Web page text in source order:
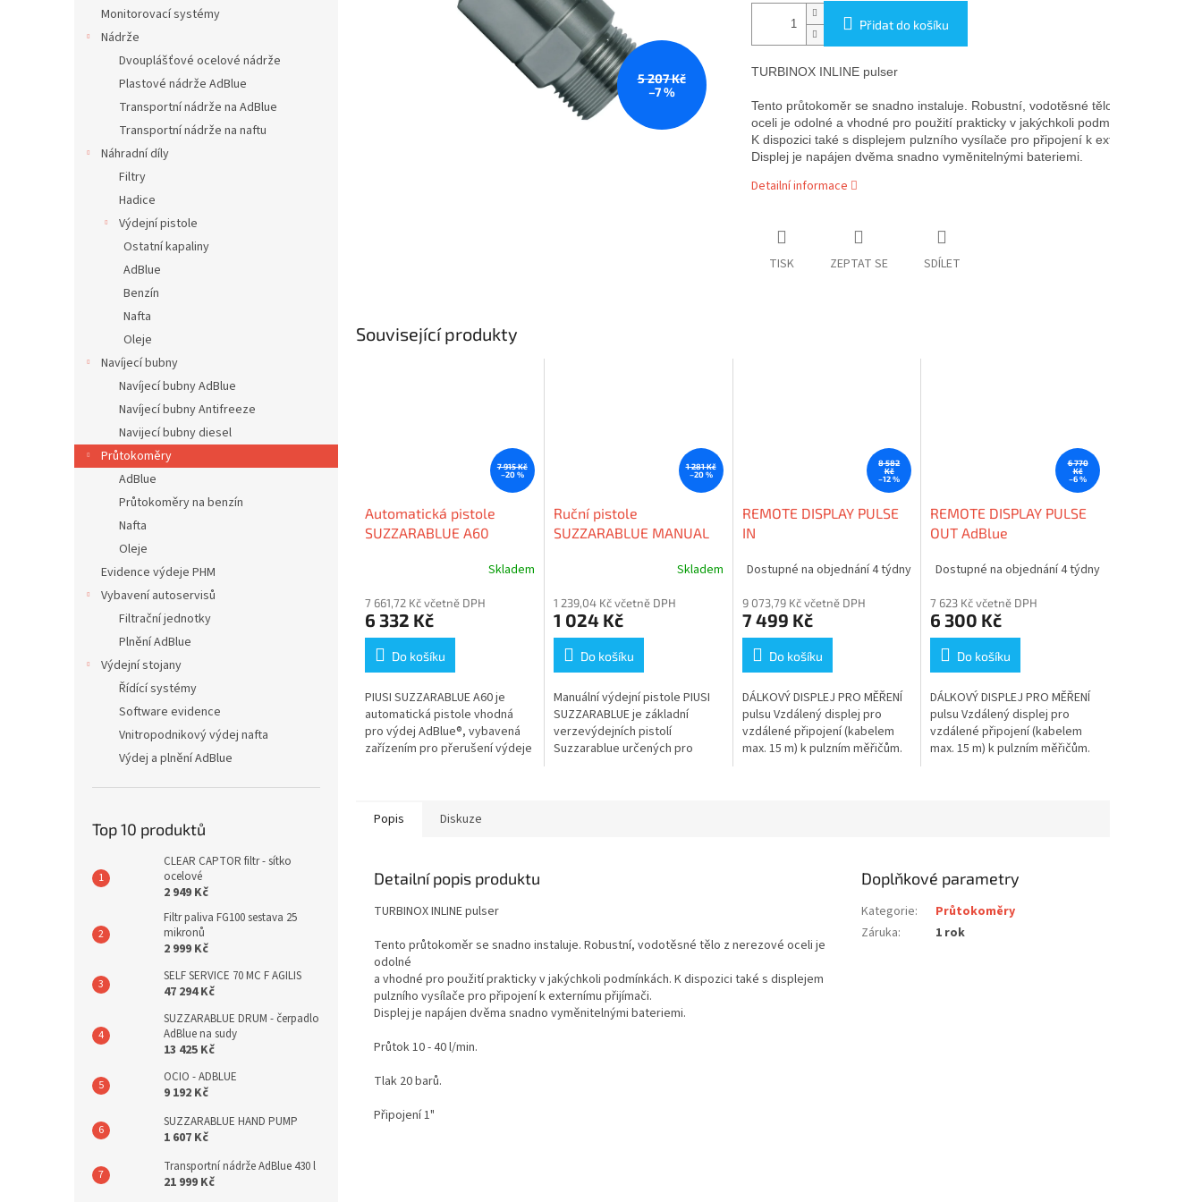
Monitorovací systémy
Nádrže
Dvouplášťové ocelové nádrže
Plastové nádrže AdBlue
Transportní nádrže na AdBlue
Transportní nádrže na naftu
Náhradní díly
Filtry
Hadice
Výdejní pistole
Ostatní kapaliny
AdBlue
Benzín
Nafta
Oleje
Navíjecí bubny
Navíjecí bubny AdBlue
Navíjecí bubny Antifreeze
Navijecí bubny diesel
Průtokoměry
AdBlue
Průtokoměry na benzín
Nafta
Oleje
Evidence výdeje PHM
Vybavení autoservisů
Filtrační jednotky
Plnění AdBlue
Výdejní stojany
Řídící systémy
Software evidence
Vnitropodnikový výdej nafta
Výdej a plnění AdBlue
Top 10 produktů
CLEAR CAPTOR filtr - sítko
ocelové
2 949 Kč
Filtr paliva FG100 sestava 25
mikronů
2 999 Kč
SELF SERVICE 70 MC F AGILIS
47 294 Kč
SUZZARABLUE DRUM - čerpadlo
AdBlue na sudy
13 425 Kč
OCIO - ADBLUE
9 192 Kč
SUZZARABLUE HAND PUMP
1 607 Kč
Transportní nádrže AdBlue 430 l
21 999 Kč
5 207 Kč
–7 %
Přidat do košíku
TURBINOX INLINE pulser
Tento průtokoměr se snadno instaluje. Robustní, vodotěsné tělo z nerezové
oceli je odolné a vhodné pro použití prakticky v jakýchkoli podmínkách.
K dispozici také s displejem pulzního vysílače pro připojení k externímu
Displej je napájen dvěma snadno vyměnitelnými bateriemi.
Detailní informace
TISK ZEPTAT SE SDÍLET
Související produkty
7 915 Kč
–20 %
Automatická pistole
SUZZARABLUE A60
Skladem
7 661,72 Kč včetně DPH
6 332 Kč
Do košíku
PIUSI SUZZARABLUE A60 je
automatická pistole vhodná
pro výdej AdBlue®, vybavená
zařízením pro přerušení výdeje
1 281 Kč
–20 %
Ruční pistole
SUZZARABLUE MANUAL
Skladem
1 239,04 Kč včetně DPH
1 024 Kč
Do košíku
Manuální výdejní pistole PIUSI
SUZZARABLUE je základní
verzevýdejních pistolí
Suzzarablue určených pro
8 582
Kč
–12 %
REMOTE DISPLAY PULSE
IN
Dostupné na objednání 4 týdny
9 073,79 Kč včetně DPH
7 499 Kč
Do košíku
DÁLKOVÝ DISPLEJ PRO MĚŘENÍ
pulsu Vzdálený displej pro
vzdálené připojení (kabelem
max. 15 m) k pulzním měřičům.
6 770
Kč
–6 %
REMOTE DISPLAY PULSE
OUT AdBlue
Dostupné na objednání 4 týdny
7 623 Kč včetně DPH
6 300 Kč
Do košíku
DÁLKOVÝ DISPLEJ PRO MĚŘENÍ
pulsu Vzdálený displej pro
vzdálené připojení (kabelem
max. 15 m) k pulzním měřičům.
Popis Diskuze
Detailní popis produktu
TURBINOX INLINE pulser
Tento průtokoměr se snadno instaluje. Robustní, vodotěsné tělo z nerezové oceli je
odolné
a vhodné pro použití prakticky v jakýchkoli podmínkách. K dispozici také s displejem
pulzního vysílače pro připojení k externímu přijímači.
Displej je napájen dvěma snadno vyměnitelnými bateriemi.
Průtok 10 - 40 l/min.
Tlak 20 barů.
Připojení 1"
Doplňkové parametry
Kategorie:
Průtokoměry
Záruka: 1 rok